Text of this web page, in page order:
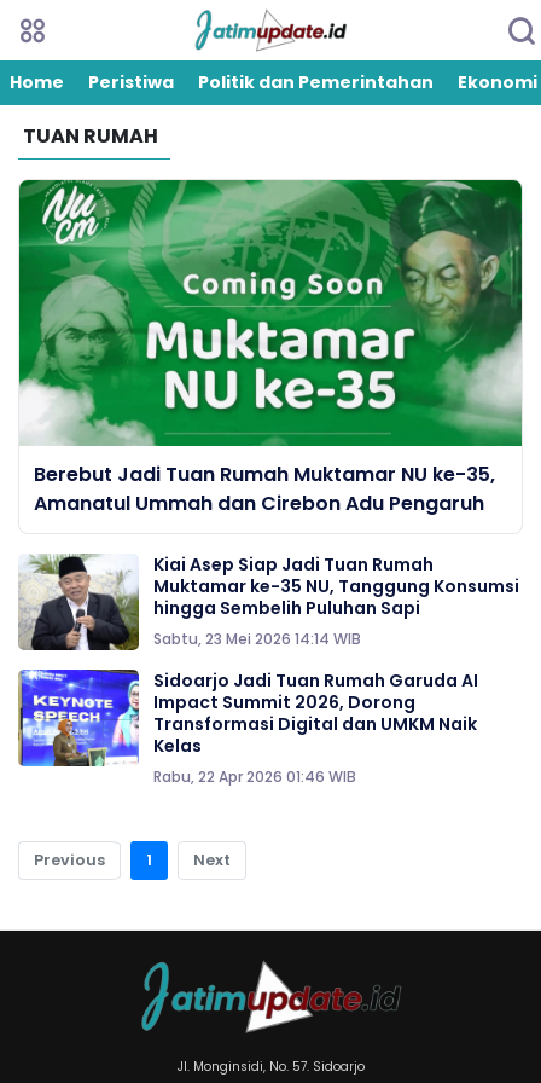
Home Peristiwa Politik dan Pemerintahan Ekonomi
TUAN RUMAH
Berebut Jadi Tuan Rumah Muktamar NU ke-35,
Amanatul Ummah dan Cirebon Adu Pengaruh
Kiai Asep Siap Jadi Tuan Rumah
Muktamar ke-35 NU, Tanggung Konsumsi
hingga Sembelih Puluhan Sapi
Sabtu, 23 Mei 2026 14:14 WIB
Sidoarjo Jadi Tuan Rumah Garuda AI
Impact Summit 2026, Dorong
Transformasi Digital dan UMKM Naik
Kelas
Rabu, 22 Apr 2026 01:46 WIB
Previous 1 Next
Jl. Monginsidi, No. 57. Sidoarjo